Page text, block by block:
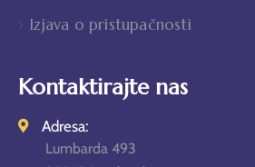
Izjava o pristupačnosti
Kontaktirajte nas
Adresa:
Lumbarda 493